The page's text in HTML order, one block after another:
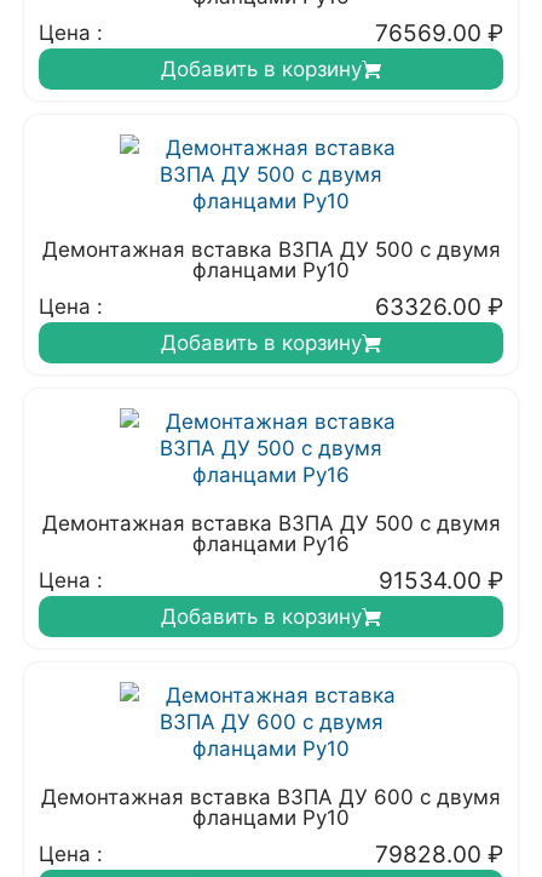
Цена :
76569.00 ₽
Добавить в корзину
Демонтажная вставка ВЗПА ДУ 500 с двумя
фланцами Ру10
Цена :
63326.00 ₽
Добавить в корзину
Демонтажная вставка ВЗПА ДУ 500 с двумя
фланцами Ру16
Цена :
91534.00 ₽
Добавить в корзину
Демонтажная вставка ВЗПА ДУ 600 с двумя
фланцами Ру10
Цена :
79828.00 ₽